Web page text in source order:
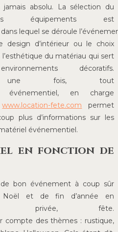
absolu. La sélection du
équipements est
lequel se déroule
design d’intérieur ou le choix
du matériau qui sert
décoratifs.
une fois, tout
en charge
www.location-fete.com permet
plus d’informations sur les
événementiel.
en fonction de
bon événement à coup sûr
Noël et de fin d’année en
privée, fête.
compte des thèmes : rustique,